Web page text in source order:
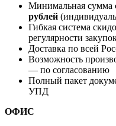
Минимальная сумма
рублей
Гибкая система
регулярности
Доставка по всей
Возможность
— по согласованию
Полный пакет
УПД
ОФИС